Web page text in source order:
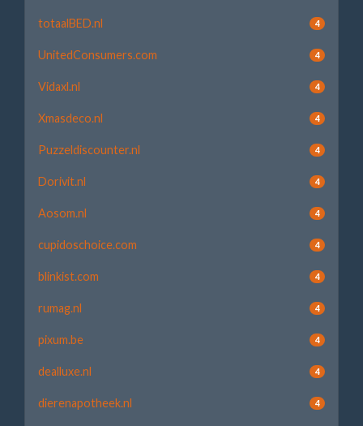
totaalBED.nl 4
UnitedConsumers.com 4
Vidaxl.nl 4
Xmasdeco.nl 4
Puzzeldiscounter.nl 4
Dorivit.nl 4
Aosom.nl 4
cupidoschoice.com 4
blinkist.com 4
rumag.nl 4
pixum.be 4
dealluxe.nl 4
dierenapotheek.nl 4